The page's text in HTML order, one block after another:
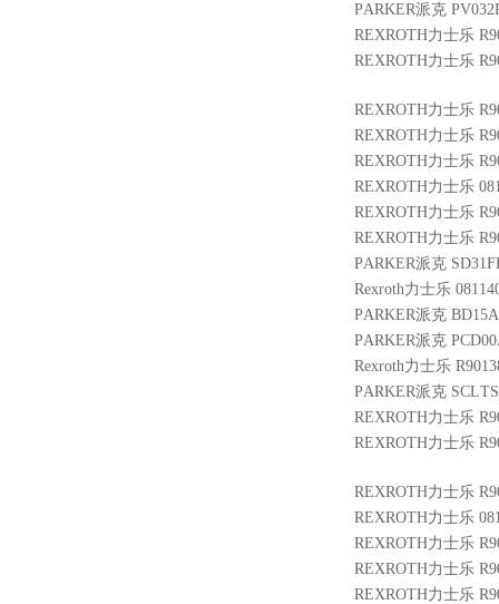
PARKER派克
REXROTH力士乐
REXROTH力士乐
REXROTH力士乐
REXROTH力士乐
REXROTH力士乐
REXROTH力士乐
REXROTH力士乐
REXROTH力士乐
PARKER派克
Rexroth力士乐
PARKER派克
PARKER派克
Rexroth力士乐
PARKER派克
REXROTH力士乐
REXROTH力士乐
REXROTH力士乐
REXROTH力士乐
REXROTH力士乐
REXROTH力士乐
REXROTH力士乐